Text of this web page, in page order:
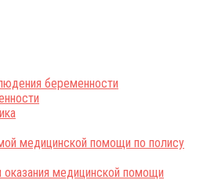
беременности
медицинской помощи по полису
оказания медицинской помощи